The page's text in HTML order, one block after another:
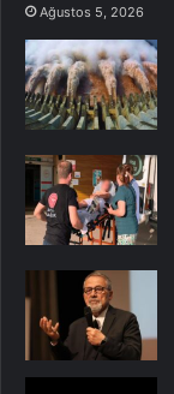
Ağustos 5, 2026